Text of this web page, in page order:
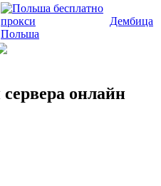
Польша
Дембица
онлайн